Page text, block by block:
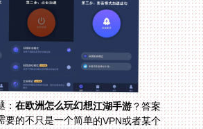
：在欧洲怎么玩幻想江湖手游？答案
现在已经清晰。你需要的不只是一个简单的VPN或者某个
免费的加速工具，而是一个集智能线路、全平台支持、稳
定高速、安全加密和专业售后于一体的综合解决方案。它
像一把精心打造的钥匙，为你打开那扇被网络高墙阻隔的
门。无论是想在《幻想江湖》里与故友仗剑天涯，还是在
《重生细胞》中挑战极限操作，亦或是在《抢滩登陆
3D》里痛快厮杀，一条优质、专属的网络通道都能将距
离带来的烦躁一扫而空。希望这份指南，能帮助你找到那
把合适的钥匙，无论身在欧洲的哪个角落，都能随时回归
那个让你心驰神往的江湖世界，体验毫无隔阂的畅快与热